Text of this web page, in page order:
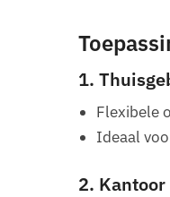
1.
Flexibele
Ideaal
2. Kantoor